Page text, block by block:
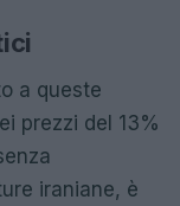
a queste
prezzi del 13%
iraniane, è